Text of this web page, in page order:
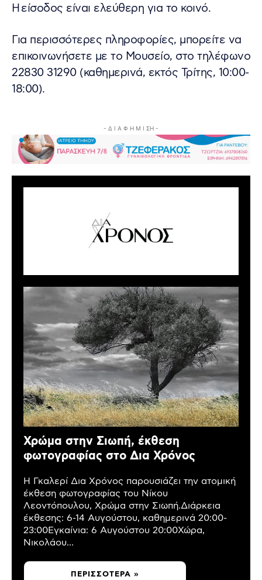
H είσοδος είναι ελεύθερη για το κοινό.
Για περισσότερες πληροφορίες, μπορείτε να
επικοινωνήσετε με το Μουσείο, στο τηλέφωνο
22830 31290 (καθημερινά, εκτός Τρίτης, 10:00-
18:00).
- Δ Ι Α Φ Η Μ Ι ΣΗ -
Χρώμα στην Σιωπή, έκθεση
φωτογραφίας στο Δια Χρόνος
Η Γκαλερί Δια Χρόνος παρουσιάζει την ατομική
έκθεση φωτογραφίας του Νίκου
Λεοντόπουλου, Χρώμα στην Σιωπή.Διάρκεια
έκθεσης: 6-14 Αυγούστου, καθημερινά 20:00-
23:00Εγκαίνια: 6 Αυγούστου 20:00Χώρα,
Νικολάου...
ΠΕΡΙΣΣΌΤΕΡΑ »